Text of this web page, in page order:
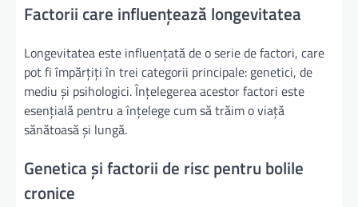
Factorii care influențează longevitatea
Longevitatea este influențată de o serie de factori, care
pot fi împărțiți în trei categorii principale: genetici, de
mediu și psihologici. Înțelegerea acestor factori este
esențială pentru a înțelege cum să trăim o viață
sănătoasă și lungă.
Genetica și factorii de risc pentru bolile
cronice